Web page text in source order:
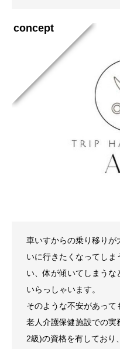
concept
車いすからの乗り移り
いに行きたくなってし
い、体が傾いてしまう
いらっしゃいます。
そのような不安があって
老人介護保健施設での実
2級)の資格を有しており、